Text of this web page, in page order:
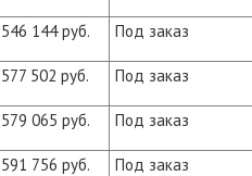
546 144 руб. Под заказ
577 502 руб. Под заказ
579 065 руб. Под заказ
591 756 руб. Под заказ